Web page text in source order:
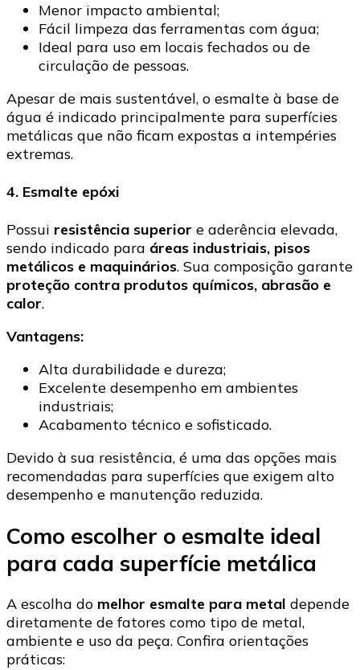
Menor impacto ambiental;
Fácil limpeza das ferramentas com água;
Ideal para uso em locais fechados ou de
circulação de pessoas.
Apesar de mais sustentável, o esmalte à base de
água é indicado principalmente para superfícies
metálicas que não ficam expostas a intempéries
extremas.
4. Esmalte epóxi
Possui resistência superior e aderência elevada,
sendo indicado para áreas industriais, pisos
metálicos e maquinários. Sua composição garante
proteção contra produtos químicos, abrasão e
calor.
Vantagens:
Alta durabilidade e dureza;
Excelente desempenho em ambientes
industriais;
Acabamento técnico e sofisticado.
Devido à sua resistência, é uma das opções mais
recomendadas para superfícies que exigem alto
desempenho e manutenção reduzida.
Como escolher o esmalte ideal
para cada superfície metálica
A escolha do melhor esmalte para metal depende
diretamente de fatores como tipo de metal,
ambiente e uso da peça. Confira orientações
práticas: